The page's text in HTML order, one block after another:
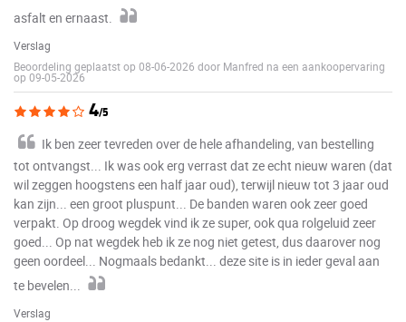
asfalt en ernaast.
Verslag
Beoordeling geplaatst op 08-06-2026 door Manfred na een aankoopervaring
op 09-05-2026
4/5
Ik ben zeer tevreden over de hele afhandeling, van bestelling
tot ontvangst... Ik was ook erg verrast dat ze echt nieuw waren (dat
wil zeggen hoogstens een half jaar oud), terwijl nieuw tot 3 jaar oud
kan zijn... een groot pluspunt... De banden waren ook zeer goed
verpakt. Op droog wegdek vind ik ze super, ook qua rolgeluid zeer
goed... Op nat wegdek heb ik ze nog niet getest, dus daarover nog
geen oordeel... Nogmaals bedankt... deze site is in ieder geval aan
te bevelen...
Verslag